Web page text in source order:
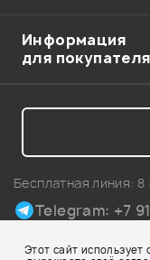
Этот сайт
Информация
для покупателя
Бесплатная линия: 8
Telegram: +7
© 2002-2026 Все права